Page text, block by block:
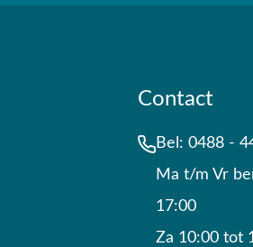
Contact
Bel: 0488 -
Ma t/m Vr
17:00
Za 10:00 tot